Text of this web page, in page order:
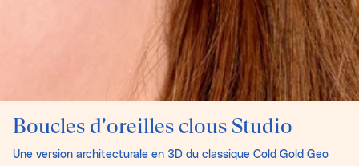
Boucles d'oreilles clous Studio
Une version architecturale en 3D du classique Cold Gold Geo